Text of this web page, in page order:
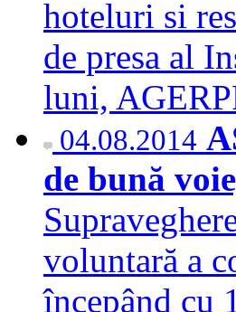
hoteluri si
de presa al
luni,
04.08.2014
de bună
voluntară a
începând cu